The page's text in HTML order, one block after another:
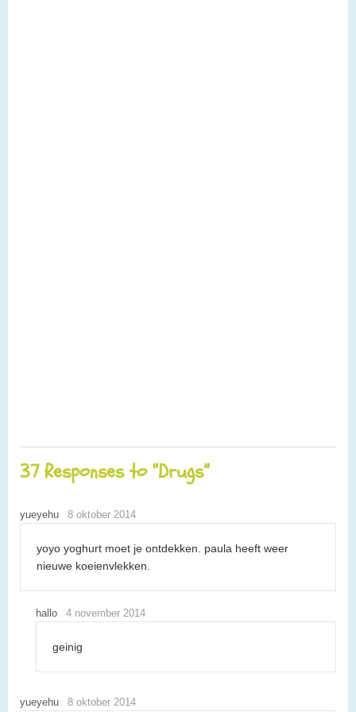
37 Responses to “Drugs”
yueyehu 8 oktober 2014
yoyo yoghurt moet je ontdekken. paula heeft weer
nieuwe koeienvlekken.
hallo 4 november 2014
geinig
yueyehu 8 oktober 2014